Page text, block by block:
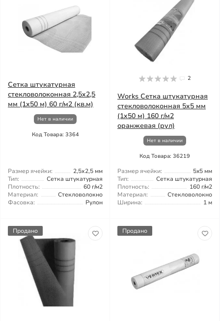
Сетка штукатурная
стекловолоконная 2,5x2,5
мм (1x50 м) 60 г/м2 (кв.м)
Нет в наличии
Код Товара: 3364
Размер ячейки:
2,5х2,5 мм
Тип:
Сетка штукатурная
Плотность:
60 г/м2
Материал:
Стекловолокно
Фасовка:
Рулон
2
Works Сетка штукатурная
стекловолоконная 5x5 мм
(1x50 м) 160 г/м2
оранжевая (рул)
Нет в наличии
Код Товара: 36219
Размер ячейки:
5x5 мм
Тип:
Сетка штукатурная
Плотность:
160 г/м2
Материал:
Стекловолокно
Ширина:
1 м
Продано Продано